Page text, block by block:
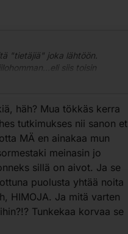
"tietäjiä" joka lähtöön.
siis toisin
sen, että mies on homo vai
mitään muita
Mutta monet parit harrastavat
naisesta kuin
koskaan,missään
ylipäätään vetoa toiseen
häh? Mua tökkäs kerra
tutkimukses nii sanon et
MÄ en ainakaa mun
meinasin jo
sillä on aivot. Ja se
puolusta yhtää noita
HIMOJA. Ja mitä varten
Tunkekaa korvaa se